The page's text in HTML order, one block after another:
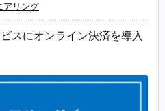
アリング
スにオンライン決済を導入